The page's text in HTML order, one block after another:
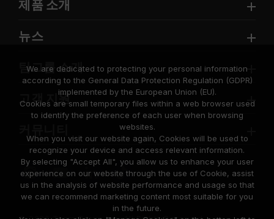
제품 소개
뉴스
팀그룹 소개
고객 지원
We are dedicated to protecting your personal information
according to the General Data Protection Regulation (GDPR)
implemented by the European Union (EU).
Cookies are small temporary files within a web browser used
to identify the preference of each user when browsing
websites.
When you visit our website again, Cookies will be used to
recognize your device and access relevant information.
By selecting "Accept All", you allow us to enhance your user
experience on our website through the use of Cookie, assist
us in the analysis of website performance and usage so that
we can recommend marketing content most suitable for you
in the future.